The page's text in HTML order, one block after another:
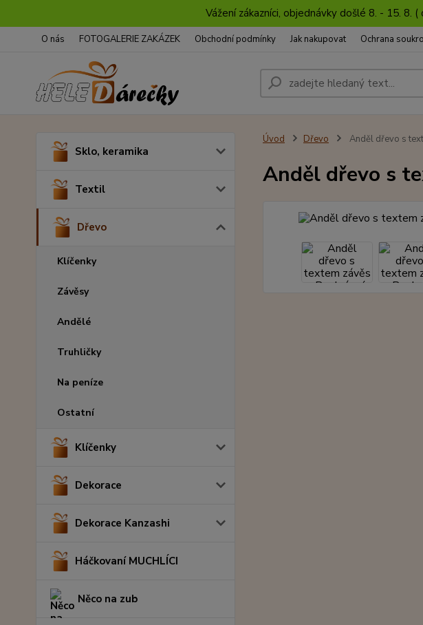
Vážení zákazníci, objednávky došlé 8. - 15. 8.
O nás FOTOGALERIE ZAKÁZEK Obchodní podmínky Jak nakupovat Ochrana
Sklo, keramika
Textil
Dřevo
Klíčenky
Závěsy
Andělé
Truhličky
Na peníze
Ostatní
Klíčenky
Dekorace
Dekorace Kanzashi
Háčkovaní MUCHLÍCI
Něco na zub
Úvod Dřevo Anděl dřevo s
Anděl dřevo s